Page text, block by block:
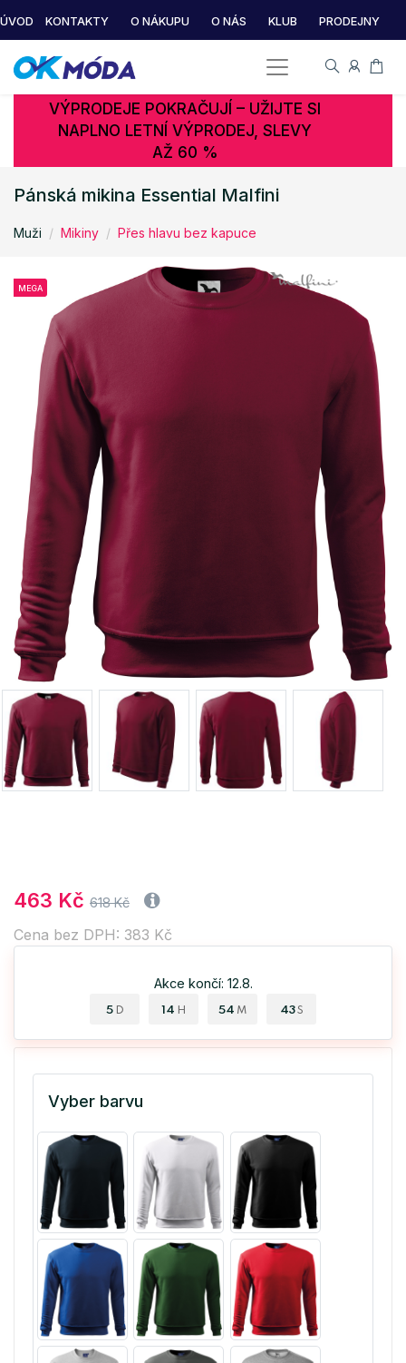
ÚVOD KONTAKTY O NÁKUPU O NÁS KLUB PRODEJNY
VÝPRODEJE POKRAČUJÍ – UŽIJTE SI
NAPLNO LETNÍ VÝPRODEJ, SLEVY
AŽ 60 %
Pánská mikina Essential Malfini
Muži Mikiny Přes hlavu bez kapuce
MEGA
463 Kč 618 Kč
Cena bez DPH: 383 Kč
Akce končí: 12.8.
5 D 14 H 54 M 42 S
Vyber barvu